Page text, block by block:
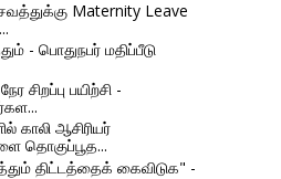
Maternity Leave
- பொதுநபர் மதிப்பீடு
சிறப்பு பயிற்சி -
காலி ஆசிரியர்
தொகுப்பூத...
திட்டத்தைக் கைவிடுக" -